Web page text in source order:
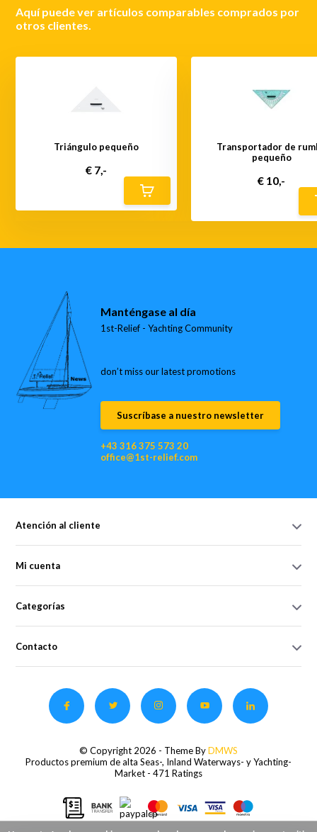
Aquí puede ver artículos comparables comprados por
otros clientes.
Triángulo pequeño
€ 7,-
Transportador de
pequeño
€ 10,-
Manténgase al día
1st-Relief - Yachting Community
don’t miss our latest promotions
Suscríbase a nuestro newsletter
+43 316 375 573 20
office@1st-relief.com
Atención al cliente
Mi cuenta
Categorías
Contacto
© Copyright 2026 - Theme ByDMWS
Productos premium de alta Seas-, Inland Waterways- y Yachting-
Market - 471 Ratings